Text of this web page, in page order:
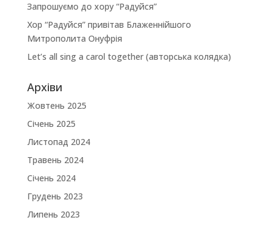
Запрошуємо до хору “Радуйся”
Хор “Радуйся” привітав Блаженнійшого
Митрополита Онуфрія
Let’s all sing a carol together (авторська колядка)
Архіви
Жовтень 2025
Січень 2025
Листопад 2024
Травень 2024
Січень 2024
Грудень 2023
Липень 2023